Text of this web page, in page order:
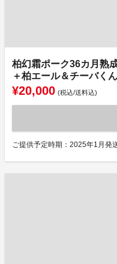
柏幻霜ポーク36カ月熟
＋柏エール＆チーバく
¥20,000 (税込/送料込)
ご提供予定時期：2025年1月発